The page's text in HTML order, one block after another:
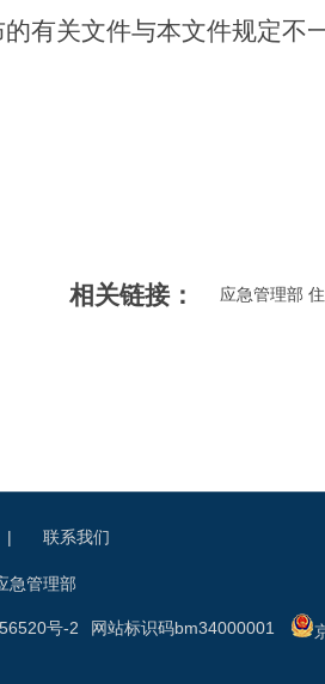
的有关文件与本文件规定不
相关链接： 应急管理部
| 联系我们
急管理部
网站标识码bm34000001
号-2